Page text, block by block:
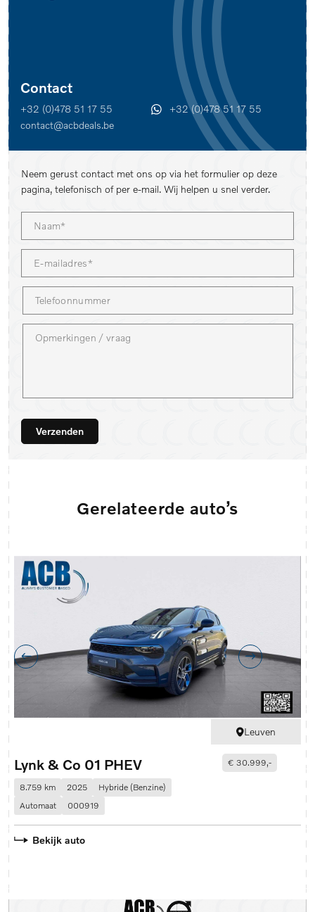
Contact
+32 (0)478 51 17 55
+32 (0)478 51 17 55
contact@acbdeals.be
Neem gerust contact met ons op via het formulier op deze
pagina, telefonisch of per e-mail. Wij helpen u snel verder.
Verzenden
Gerelateerde auto’s
Leuven
Lynk & Co 01 PHEV
8.759 km 2025
Hybride (Benzine)
Automaat
000919
€ 30.999,-
Bekijk auto